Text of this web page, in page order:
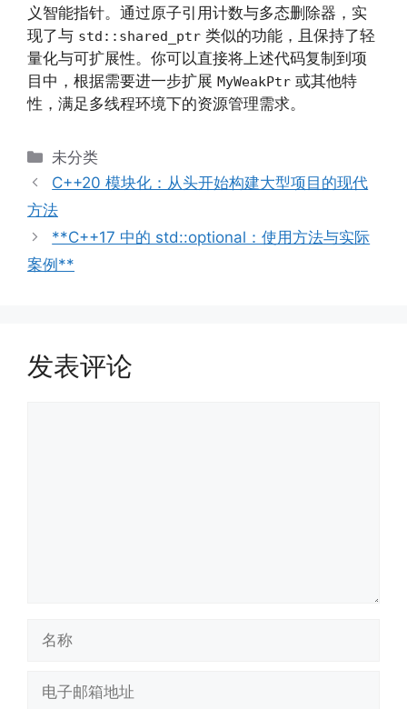
义智能指针。通过原子引用计数与多态删除器，实
现了与 std::shared_ptr 类似的功能，且保持了轻
量化与可扩展性。你可以直接将上述代码复制到项
目中，根据需要进一步扩展 MyWeakPtr 或其他特
性，满足多线程环境下的资源管理需求。
分
类
未分类
C++20 模块化：从头开始构建大型项目的现代
方法
**C++17 中的 std::optional：使用方法与实际
案例**
发表评论